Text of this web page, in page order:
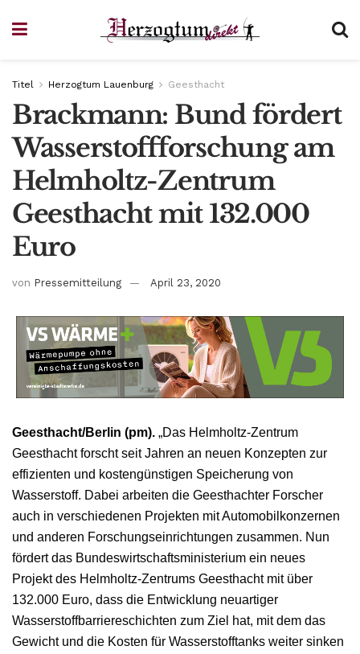
Titel Herzogtum Lauenburg Geesthacht
Brackmann: Bund fördert
Wasserstoffforschung am
Helmholtz-Zentrum
Geesthacht mit 132.000
Euro
von Pressemitteilung April 23, 2020
Geesthacht/Berlin (pm). „Das Helmholtz-Zentrum
Geesthacht forscht seit Jahren an neuen Konzepten zur
effizienten und kostengünstigen Speicherung von
Wasserstoff. Dabei arbeiten die Geesthachter Forscher
auch in verschiedenen Projekten mit Automobilkonzernen
und anderen Forschungseinrichtungen zusammen. Nun
fördert das Bundeswirtschaftsministerium ein neues
Projekt des Helmholtz-Zentrums Geesthacht mit über
132.000 Euro, dass die Entwicklung neuartiger
Wasserstoffbarriereschichten zum Ziel hat, mit dem das
Gewicht und die Kosten für Wasserstofftanks weiter sinken